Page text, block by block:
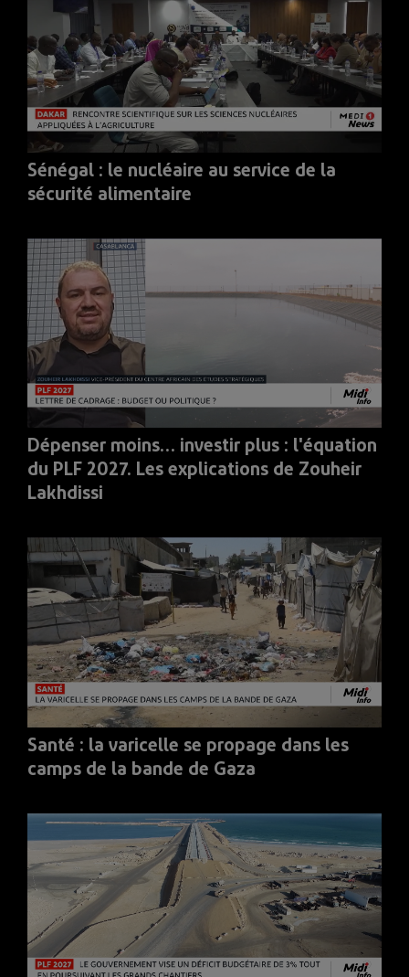
Sénégal : le nucléaire au service de la
sécurité alimentaire
Dépenser moins… investir plus : l'équation
du PLF 2027. Les explications de Zouheir
Lakhdissi
Santé : la varicelle se propage dans les
camps de la bande de Gaza